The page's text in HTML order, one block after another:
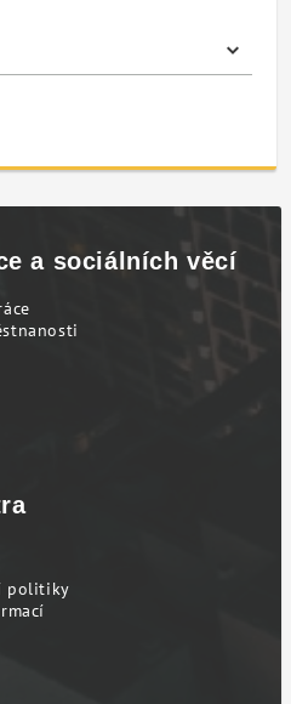
a sociálních věcí
politiky